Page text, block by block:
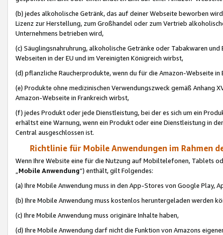
(b) jedes alkoholische Getränk, das auf deiner Webseite beworben
Lizenz zur Herstellung, zum Großhandel oder zum Vertrieb
Unternehmens betrieben wird,
(c) Säuglingsnahruhrung, alkoholische Getränke oder Tabakwaren
Webseiten in der EU und im Vereinigten Königreich wirbst,
(d) pflanzliche Raucherprodukte, wenn du für die Amazon-Webseite in
(e) Produkte ohne medizinischen Verwendungszweck gemäß Anhang
Amazon-Webseite in Frankreich wirbst,
(f) jedes Produkt oder jede Dienstleistung, bei der es sich um ein
erhältst eine Warnung, wenn ein Produkt oder eine Dienstleistung in
Central ausgeschlossen ist.
Richtlinie für Mobile Anwendungen im Rahmen
Wenn Ihre Website eine für die Nutzung auf Mobiltelefonen, Tablets
„Mobile Anwendung“) enthält, gilt Folgendes:
(a) Ihre Mobile Anwendung muss in den App-Stores von Google Play,
(b) Ihre Mobile Anwendung muss kostenlos heruntergeladen werden
(c) Ihre Mobile Anwendung muss originäre Inhalte haben,
(d) Ihre Mobile Anwendung darf nicht die Funktion von Amazons